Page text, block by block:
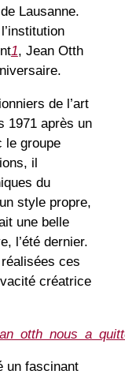
Lausanne.
1, Jean Otth
de l’art
1971 après un
le groupe
il
du
style propre,
une belle
l’été dernier.
ces
créatrice
un fascinant